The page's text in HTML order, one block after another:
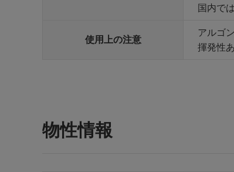
国内で
使用上の注意
アルゴ
揮発性
物性情報